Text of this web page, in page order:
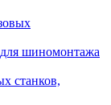
шиномонтажа
станков,